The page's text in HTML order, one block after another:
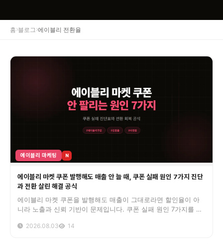
홈 블로그 에이블리 전환율
에이블리 마케팅 N
에이블리 마켓 쿠폰 발행해도 매출 안 늘 때, 쿠폰 실패 원인 7가지 진단
과 전환 살린 해결 공식
에이블리 마켓 쿠폰을 발행해도 매출이 그대로라면 할인율이 아
니라 노출과 신뢰 기반이 문제입니다. 쿠폰 실패 원인 7가지를 진
전 공식을 담았습니다.
2026.08.03 14